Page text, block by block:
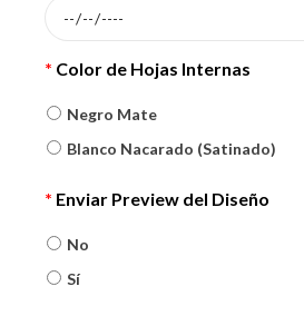
* Color de Hojas Internas
Negro Mate
Blanco Nacarado (Satinado)
* Enviar Preview del Diseño
No
Sí